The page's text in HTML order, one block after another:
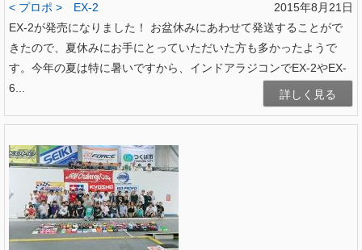
2015年8月21日
< プロポ >
EX-2
EX-2が発売になりました！ お盆休みにあわせて発送することがで
きたので、夏休みにお手にとっていただいた方も多かったようで
す。今年の夏は特に暑いですから、インドアラジコンでEX-2やEX-
6...
詳しく見る